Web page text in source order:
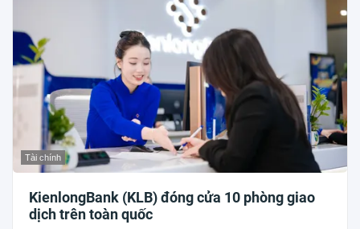
Tài chính
KienlongBank (KLB) đóng cửa 10 phòng giao
dịch trên toàn quốc